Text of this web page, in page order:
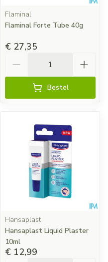
Flaminal
Flaminal Forte Tube 40g
€ 27,35
Bestel
Hansaplast
Hansaplast Liquid Plaster
10ml
€ 12,99